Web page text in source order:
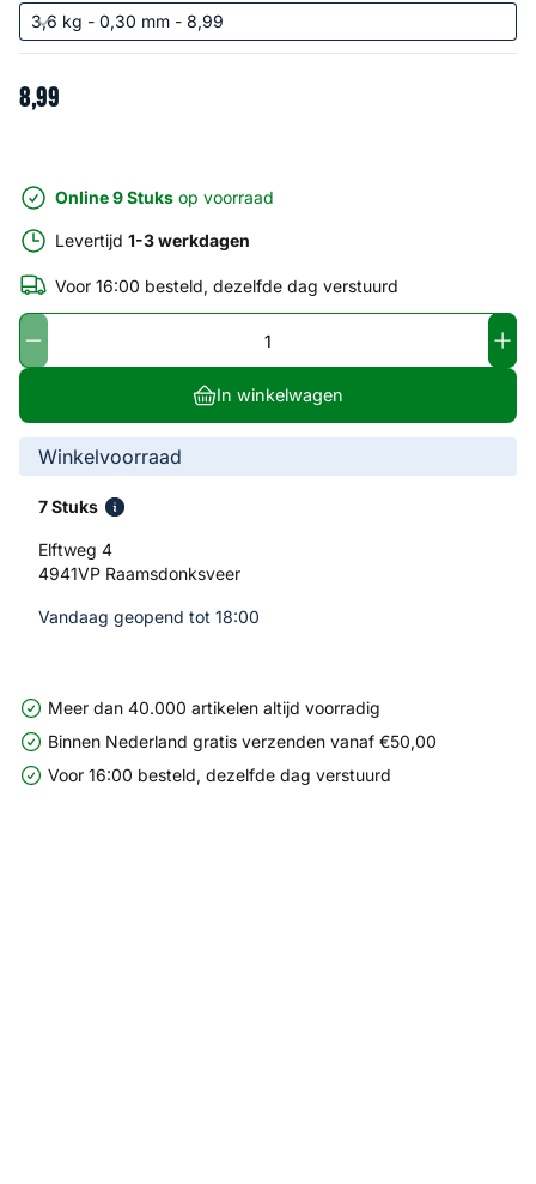
8,99
Online 9 Stuks op voorraad
Levertijd 1-3 werkdagen
Voor 16:00 besteld, dezelfde dag verstuurd
In winkelwagen
Winkelvoorraad
7 Stuks
Elftweg 4
4941VP Raamsdonksveer
Vandaag geopend tot 18:00
Meer dan 40.000 artikelen altijd voorradig
Binnen Nederland gratis verzenden vanaf €50,00
Voor 16:00 besteld, dezelfde dag verstuurd